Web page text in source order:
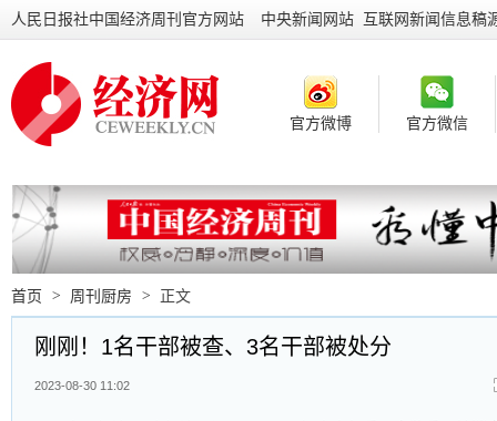
人民日报社中国经济周刊官方网站 中央新闻网站 互联网新闻信息稿
官方微博 官方微信
首页 > 周刊厨房 > 正文
刚刚！1名干部被查、3名干部被处分
2023-08-30 11:02